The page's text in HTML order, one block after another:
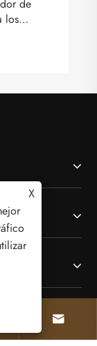
de
los

X